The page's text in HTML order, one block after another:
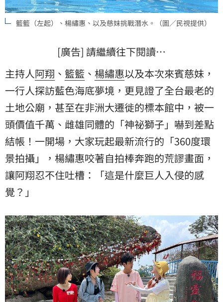
籃籃（左起）、楊繡惠、以及慈妹挑戰潛水。（圖／民視提供）
[廣告] 請繼續往下閱讀…
主持人阿翔 、 籃籃 、 楊繡惠以及本次來賓慈妹，
一行人探訪藍色海底夢境，更見證了全台最老的
土地公廟，甚至在非洲大遷徙的標本館中，被一
頭價值千萬、雌雄同體的「神祕獅子」嚇到差點
結帳！一開場，大家玩起最新流行的「360度環
景拍攝」，楊繡惠咬著自拍棒奔跑的荒謬畫面，
讓阿翔忍不住吐槽：「這是什麼巨人入侵的感
覺？」